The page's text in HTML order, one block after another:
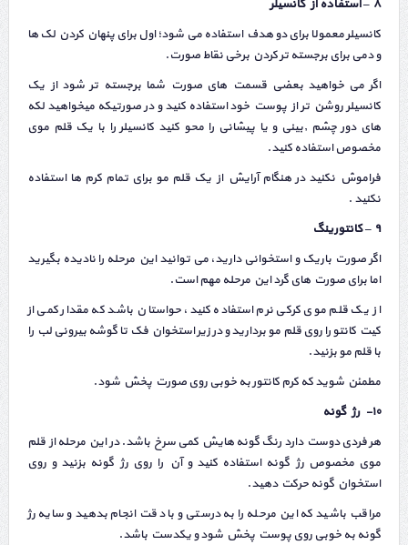
۸ – استفاده از کانسیلر
کانسیلر معمولا برای دو هدف استفاده می شود؛ اول برای پنهان کردن لک ها
و دمی برای برجسته تر کردن برخی نقاط صورت.
اگر می خواهید بعضی قسمت های صورت شما برجسته تر شود از یک
کانسیلر روشن تر از پوست خود استفاده کنید و در صورتیکه میخواهید لکه
های دور چشم ,بینی و یا پیشانی را محو کنید کانسیلر را با یک قلم موی
مخصوص استفاده کنید.
فراموش نکنید در هنگام آرایش از یک قلم مو برای تمام کرم ها استفاده
نکنید .
۹ – کانتورینگ
اگر صورت باریک و استخوانی دارید، می توانید این مرحله را نادیده بگیرید
اما برای صورت های گرد این مرحله مهم است.
از یک قلم موی کرکی نرم استفاده کنید، حواستان باشد که مقدار کمی از
کیت کانتو را روی قلم مو بردارید و در زیر استخوان فک تا گوشه بیرونی لب را
با قلم مو بزنید.
مطمئن شوید که کرم کانتور به خوبی روی صورت پخش شود.
۱۰- رژ گونه
هر فردی دوست دارد رنگ گونه هایش کمی سرخ باشد. در این مرحله از قلم
موی مخصوص رژ گونه استفاده کنید و آن را روی رژ گونه بزنید و روی
استخوان گونه حرکت دهید.
مراقب باشید که این مرحله را به درستی و با دقت انجام بدهید و سایه رژ
گونه به خوبی روی پوست پخش شود و یکدست باشد.